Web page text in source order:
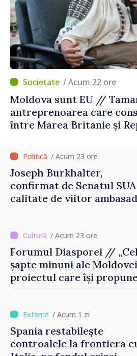
/ Acum 22 ore
Moldova sunt EU //
antreprenoarea care
între Marea Britanie și
/ Acum 23 ore
Joseph Burkhalter,
confirmat de Senatul
calitate de viitor
/ Acum 23 ore
Forumul Diasporei //
șapte minuni ale
proiectul care își propune
/ Acum 1 zi
Spania restabilește
controalele la frontiera